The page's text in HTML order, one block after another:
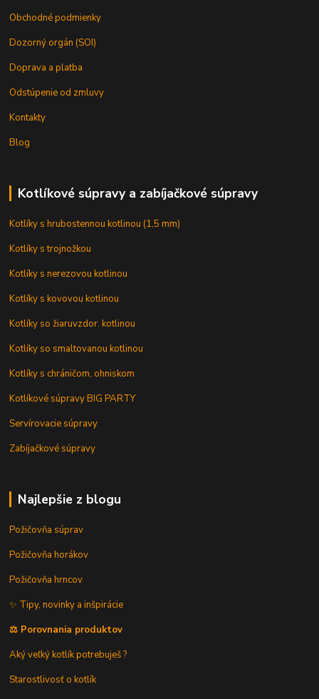
Obchodné podmienky
Dozorný orgán (SOI)
Doprava a platba
Odstúpenie od zmluvy
Kontakty
Blog
Kotlíkové súpravy a zabíjačkové súpravy
Kotlíky s hrubostennou kotlinou (1,5 mm)
Kotlíky s trojnožkou
Kotlíky s nerezovou kotlinou
Kotlíky s kovovou kotlinou
Kotlíky so žiaruvzdor. kotlinou
Kotlíky so smaltovanou kotlinou
Kotlíky s chráničom, ohniskom
Kotlíkové súpravy BIG PARTY
Servírovacie súpravy
Zabíjačkové súpravy
Najlepšie z blogu
Požičovňa súprav
Požičovňa horákov
Požičovňa hrncov
✨ Tipy, novinky a inšpirácie
⚖️ Porovnania produktov
Aký veľký kotlík potrebuješ ?
Starostlivosť o kotlík